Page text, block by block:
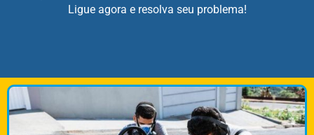
Ligue agora e resolva seu problema!